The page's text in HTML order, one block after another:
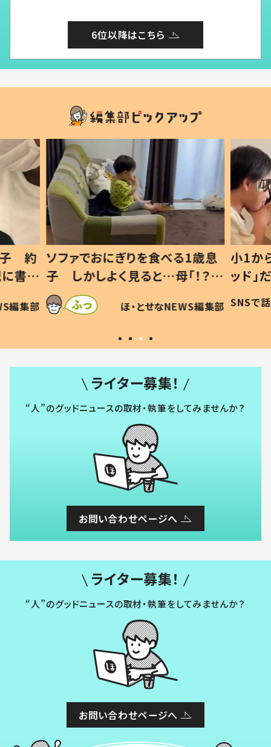
6位以降はこちら
歳息
？」
編集部
小1から不登校、息子は「ギフテ
ッド」だった 父が“ウチ給食”を
作り続ける理由とは #令和の親
#令和の子
SNSで話題 ほ・とせなNEWS編集部
ひ孫
が、抱
「涙
い」
ライター募集！
“人”のグッドニュースの取材・執筆をしてみませんか？
お問い合わせページへ
ライター募集！
“人”のグッドニュースの取材・執筆をしてみませんか？
お問い合わせページへ